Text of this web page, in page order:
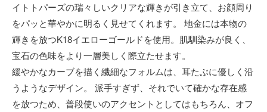
イトトパーズの瑞々しいクリアな輝きが引き立て、お顔周り
をパッと華やかに明るく見せてくれます。 地金には本物の
輝きを放つK18イエローゴールドを使用。肌馴染みが良く、
宝石の色味をより一層美しく際立たせます。
緩やかなカーブを描く繊細なフォルムは、耳たぶに優しく沿
うようなデザイン。 派手すぎず、それでいて確かな存在感
を放つため、普段使いのアクセントとしてはもちろん、オフ